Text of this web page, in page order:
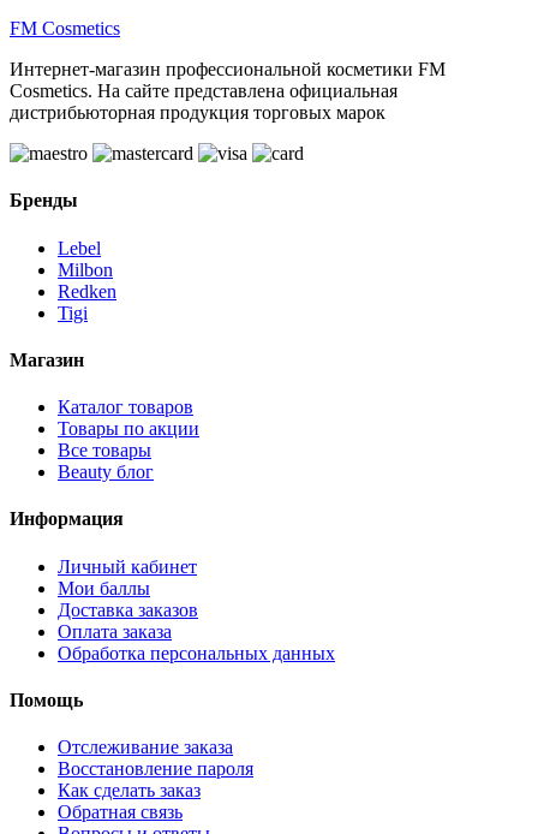
FM Cosmetics
Интернет-магазин профессиональной косметики FM
Cosmetics. На сайте представлена официальная
дистрибьюторная продукция торговых марок
Бренды
Lebel
Milbon
Redken
Tigi
Магазин
Каталог товаров
Товары по акции
Все товары
Beauty блог
Информация
Личный кабинет
Мои баллы
Доставка заказов
Оплата заказа
Обработка персональных данных
Помощь
Отслеживание заказа
Восстановление пароля
Как сделать заказ
Обратная связь